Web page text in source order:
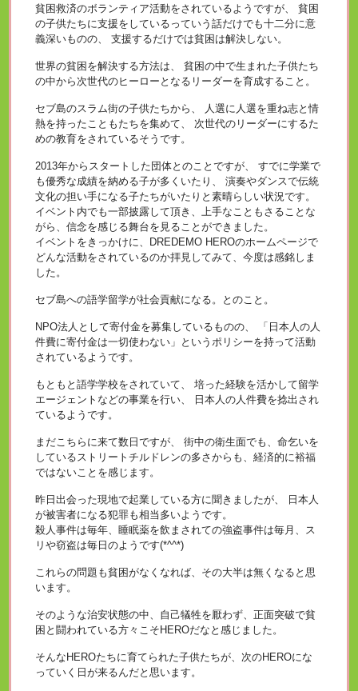
貧困救済のボランティア活動をされているようですが、 貧困
の子供たちに支援をしているっていう話だけでも十二分に意
義深いものの、 支援するだけでは貧困は解決しない。
世界の貧困を解決する方法は、 貧困の中で生まれた子供たち
の中から次世代のヒーローとなるリーダーを育成すること。
セブ島のスラム街の子供たちから、 人選に人選を重ね志と情
熱を持ったこともたちを集めて、 次世代のリーダーにするた
めの教育をされているそうです。
2013年からスタートした団体とのことですが、 すでに学業で
も優秀な成績を納める子が多くいたり、 演奏やダンスで伝統
文化の担い手になる子たちがいたりと素晴らしい状況です。
イベント内でも一部披露して頂き、上手なこともさることな
がら、信念を感じる舞台を見ることができました。
イベントをきっかけに、DREDEMO HEROのホームページで
どんな活動をされているのか拝見してみて、今度は感銘しま
した。
セブ島への語学留学が社会貢献になる。とのこと。
NPO法人として寄付金を募集しているものの、 「日本人の人
件費に寄付金は一切使わない」というポリシーを持って活動
されているようです。
もともと語学学校をされていて、 培った経験を活かして留学
エージェントなどの事業を行い、 日本人の人件費を捻出され
ているようです。
まだこちらに来て数日ですが、 街中の衛生面でも、命乞いを
しているストリートチルドレンの多さからも、経済的に裕福
ではないことを感じます。
昨日出会った現地で起業している方に聞きましたが、 日本人
が被害者になる犯罪も相当多いようです。
殺人事件は毎年、睡眠薬を飲まされての強盗事件は毎月、ス
リや窃盗は毎日のようです(*^^*)
これらの問題も貧困がなくなれば、その大半は無くなると思
います。
そのような治安状態の中、自己犠牲を厭わず、正面突破で貧
困と闘われている方々こそHEROだなと感じました。
そんなHEROたちに育てられた子供たちが、次のHEROにな
っていく日が来るんだと思います。